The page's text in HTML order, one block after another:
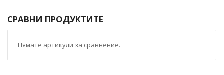
СРАВНИ ПРОДУКТИТЕ
Нямате артикули за сравнение.